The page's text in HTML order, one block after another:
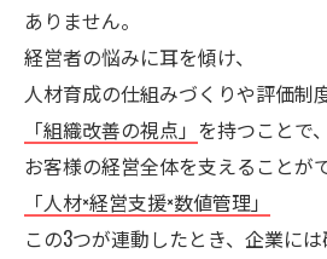
ありません。
経営者の悩みに耳を傾け、
人材育成の仕組みづくりや評価制
「組織改善の視点」 を持つことで、
お客様の経営全体を支えることが
「人材×経営支援×数値管理」
この3つが連動したとき、企業に